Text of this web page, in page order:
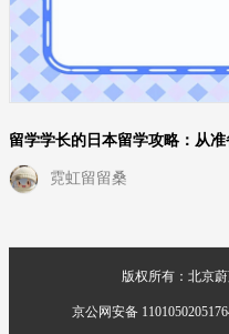
留学学长的日本留学攻略：从
霓虹留留桑
版权所有：北京
京公网安备